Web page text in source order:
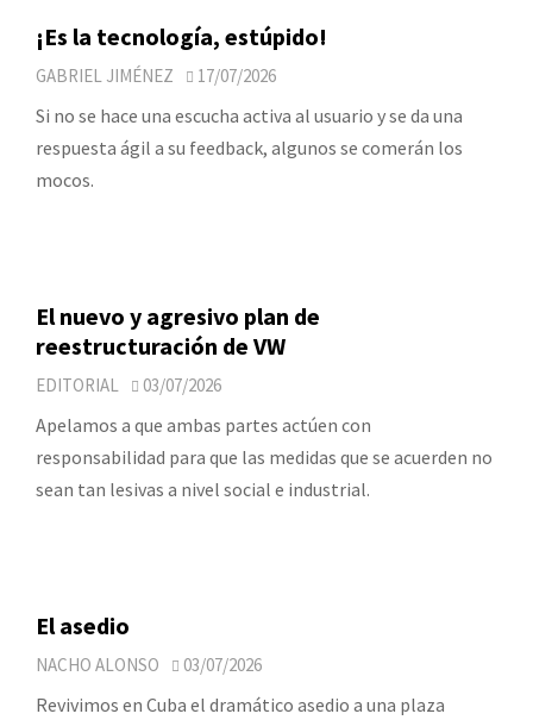
¡Es la tecnología, estúpido!
GABRIEL JIMÉNEZ 17/07/2026
Si no se hace una escucha activa al usuario y se da una
respuesta ágil a su feedback, algunos se comerán los
mocos.
El nuevo y agresivo plan de
reestructuración de VW
EDITORIAL 03/07/2026
Apelamos a que ambas partes actúen con
responsabilidad para que las medidas que se acuerden no
sean tan lesivas a nivel social e industrial.
El asedio
NACHO ALONSO 03/07/2026
Revivimos en Cuba el dramático asedio a una plaza